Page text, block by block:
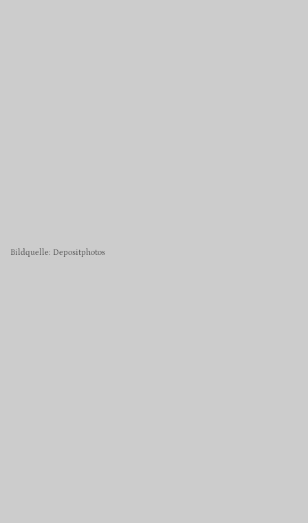
Bildquelle: Depositphotos